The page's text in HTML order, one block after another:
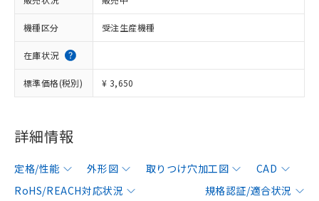
機種区分 受注生産機種
在庫状況
標準価格(税別) ¥ 3,650
詳細情報
定格/性能 外形図 取りつけ穴加工図
CAD
RoHS/REACH対応状況
規格認証/適合状況